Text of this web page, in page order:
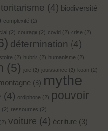
(4) biodiversité
complexité (2)
(2) courage (2) covid (2) crise (2)
détermination (4)
(2) hubris (2) humanisme (2)
(5) joie (2) jouissance (2) koan (2)
(3) mythe
(4) ordiphone (2) pouvoir
(2) ressources (2)
(2) voiture (4) écriture (3)